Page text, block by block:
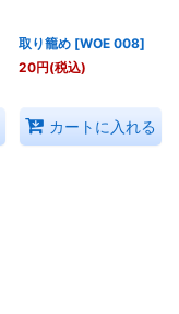
取り籠め [WOE 008]
20円(税込)
カートに入れる